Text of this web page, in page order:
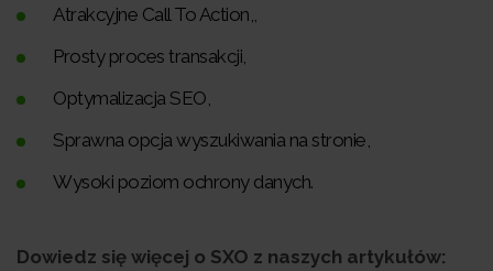
Atrakcyjne Call To Action,,
Prosty proces transakcji,
Optymalizacja SEO,
Sprawna opcja wyszukiwania na stronie,
Wysoki poziom ochrony danych.
Dowiedz się więcej o SXO z naszych artykułów: